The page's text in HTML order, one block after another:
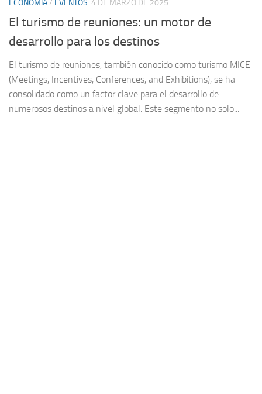
ECONOMÍA/ EVENTOS 4 DE MARZO DE 2025
El turismo de reuniones: un motor de
desarrollo para los destinos
El turismo de reuniones, también conocido como turismo MICE
(Meetings, Incentives, Conferences, and Exhibitions), se ha
consolidado como un factor clave para el desarrollo de
numerosos destinos a nivel global. Este segmento no solo...